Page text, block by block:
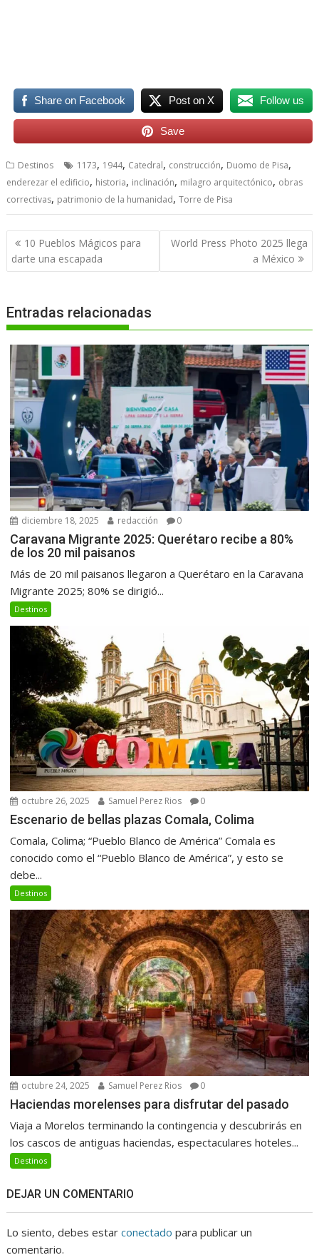
Share on Facebook Post on X Follow us
Save
Destinos 1173, 1944, Catedral, construcción, Duomo de Pisa,
enderezar el edificio, historia, inclinación, milagro arquitectónico, obras
correctivas, patrimonio de la humanidad,Torre de Pisa
Navegación
de
entradas
10 Pueblos Mágicos para
darte una escapada
World Press Photo 2025 llega
a México
Entradas relacionadas
diciembre 18, 2025 redacción 0
Caravana Migrante 2025: Querétaro recibe a 80%
de los 20 mil paisanos
Más de 20 mil paisanos llegaron a Querétaro en la Caravana
Migrante 2025; 80% se dirigió...
Destinos
octubre 26, 2025 Samuel Perez Rios 0
Escenario de bellas plazas Comala, Colima
Comala, Colima; “Pueblo Blanco de América” Comala es
conocido como el “Pueblo Blanco de América”, y esto se
debe...
Destinos
octubre 24, 2025 Samuel Perez Rios 0
Haciendas morelenses para disfrutar del pasado
Viaja a Morelos terminando la contingencia y descubrirás en
los cascos de antiguas haciendas, espectaculares hoteles...
Destinos
DEJAR UN COMENTARIO
Lo siento, debes estarconectado para publicar un
comentario.